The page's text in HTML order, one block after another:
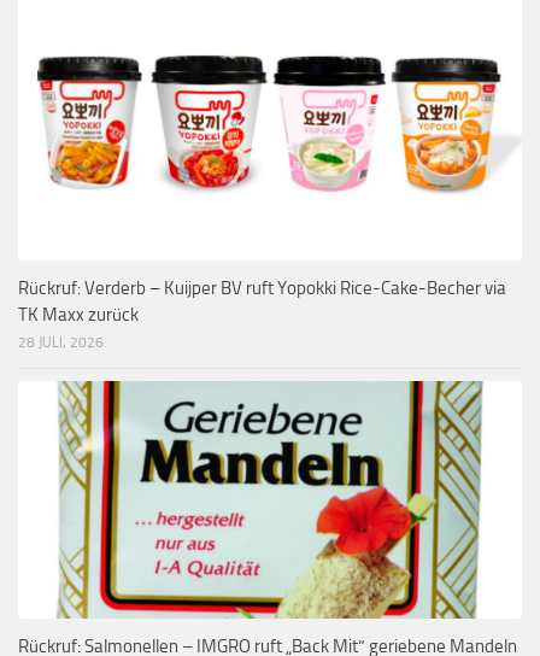
Rückruf: Verderb – Kuijper BV ruft Yopokki Rice-Cake-Becher via
TK Maxx zurück
28 JULI, 2026
Rückruf: Salmonellen – IMGRO ruft „Back Mit“ geriebene Mandeln